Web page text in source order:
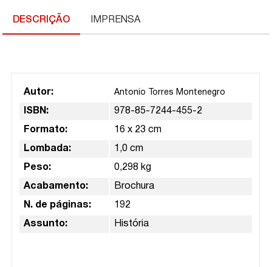
DESCRIÇÃO IMPRENSA
Autor: Antonio Torres Montenegro
ISBN: 978-85-7244-455-2
Formato: 16 x 23 cm
Lombada: 1,0 cm
Peso: 0,298 kg
Acabamento: Brochura
N. de páginas: 192
Assunto: História